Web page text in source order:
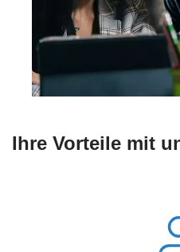
Ihre Vorteile mit